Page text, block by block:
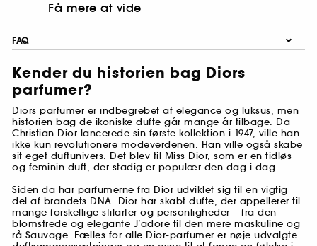
Få mere at vide
FAQ
Kender du historien bag Diors
parfumer?
Diors parfumer er indbegrebet af elegance og luksus, men
historien bag de ikoniske dufte går mange år tilbage. Da
Christian Dior lancerede sin første kollektion i 1947, ville han
ikke kun revolutionere modeverdenen. Han ville også skabe
sit eget duftunivers. Det blev til Miss Dior, som er en tidløs
og feminin duft, der stadig er populær den dag i dag.
Siden da har parfumerne fra Dior udviklet sig til en vigtig
del af brandets DNA. Dior har skabt dufte, der appellerer til
mange forskellige stilarter og personligheder – fra den
blomstrede og elegante J’adore til den mere maskuline og
rå Sauvage. Fælles for alle Dior-parfumer er nøje udvalgte